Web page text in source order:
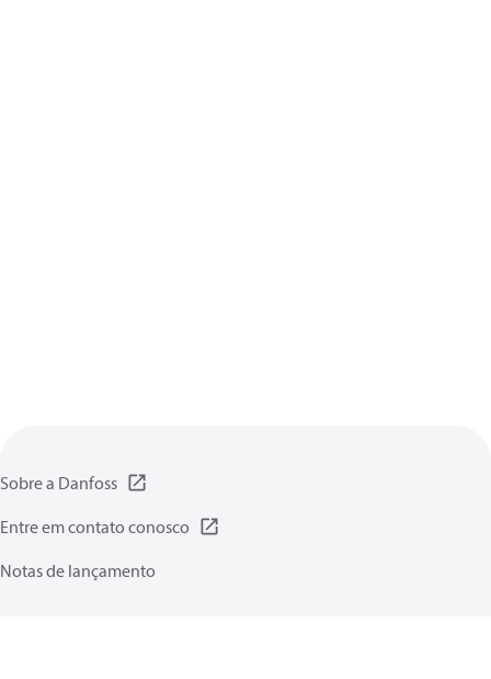
Sobre a Danfoss
Entre em contato conosco
Notas de lançamento